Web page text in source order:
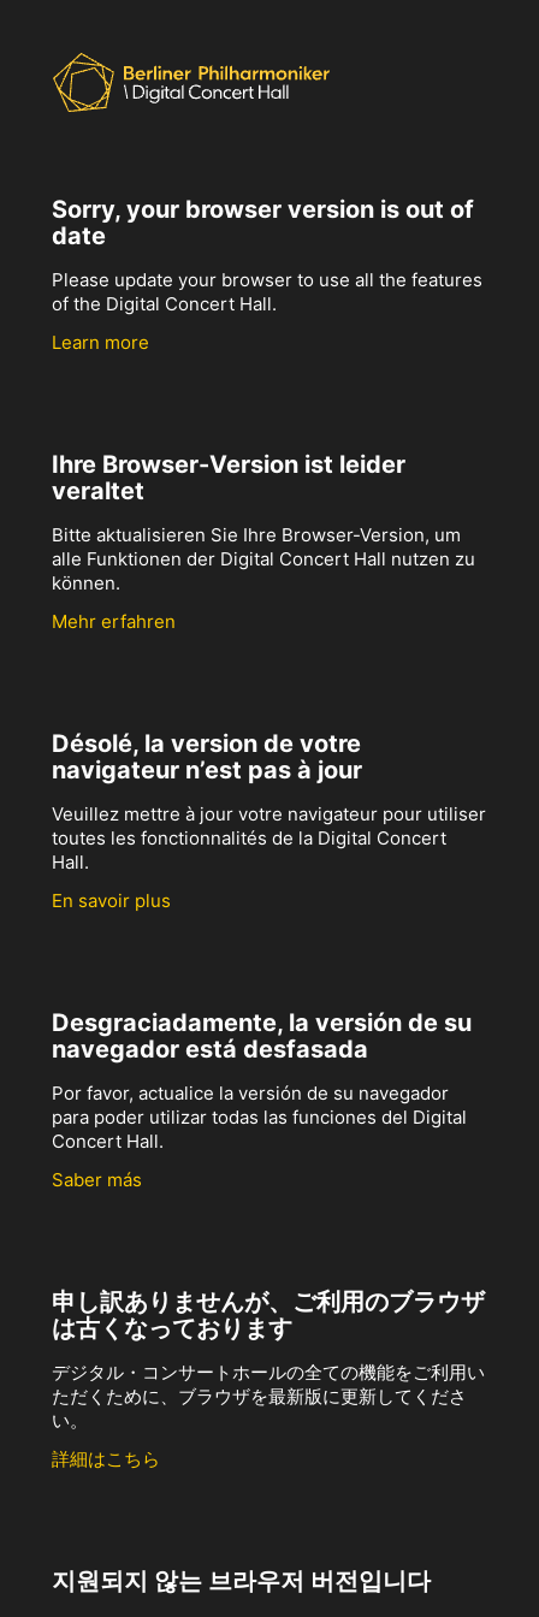
Sorry, your browser version is out of
date
Please update your browser to use all the features
of the Digital Concert Hall.
Learn more
Ihre Browser-Version ist leider
veraltet
Bitte aktualisieren Sie Ihre Browser-Version, um
alle Funktionen der Digital Concert Hall nutzen zu
können.
Mehr erfahren
Désolé, la version de votre
navigateur n’est pas à jour
Veuillez mettre à jour votre navigateur pour utiliser
toutes les fonctionnalités de la Digital Concert
Hall.
En savoir plus
Desgraciadamente, la versión de su
navegador está desfasada
Por favor, actualice la versión de su navegador
para poder utilizar todas las funciones del Digital
Concert Hall.
Saber más
申し訳ありませんが、ご利用のブラウザ
は古くなっております
デジタル・コンサートホールの全ての機能をご利用い
ただくために、ブラウザを最新版に更新してくださ
い。
詳細はこちら
지원되지 않는 브라우저 버전입니다